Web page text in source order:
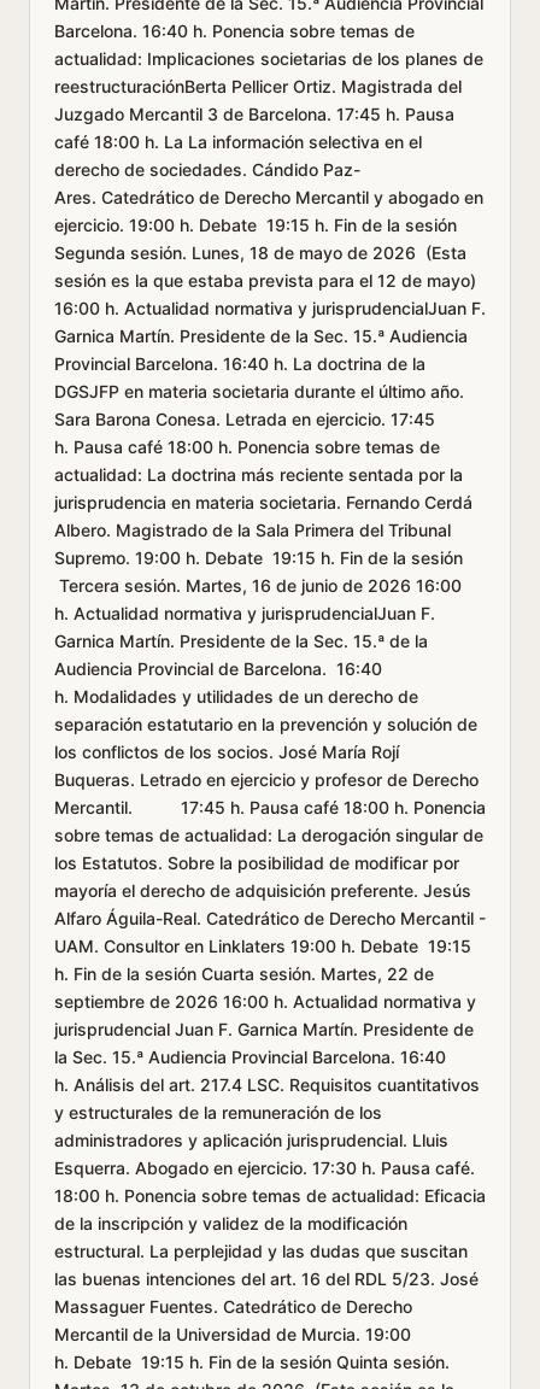
Barcelona. 16:40 h. Ponencia sobre temas de
actualidad: Implicaciones societarias de los planes de
reestructuraciónBerta Pellicer Ortiz. Magistrada del
Juzgado Mercantil 3 de Barcelona. 17:45 h. Pausa
café 18:00 h. La La información selectiva en el
derecho de sociedades. Cándido Paz-
Ares. Catedrático de Derecho Mercantil y abogado en
ejercicio. 19:00 h. Debate 19:15 h. Fin de la sesión
Segunda sesión. Lunes, 18 de mayo de 2026 (Esta
sesión es la que estaba prevista para el 12 de mayo)
16:00 h. Actualidad normativa y jurisprudencialJuan F.
Garnica Martín. Presidente de la Sec. 15.ª Audiencia
Provincial Barcelona. 16:40 h. La doctrina de la
DGSJFP en materia societaria durante el último año.
Sara Barona Conesa. Letrada en ejercicio. 17:45
h. Pausa café 18:00 h. Ponencia sobre temas de
actualidad: La doctrina más reciente sentada por la
jurisprudencia en materia societaria. Fernando Cerdá
Albero. Magistrado de la Sala Primera del Tribunal
Supremo. 19:00 h. Debate 19:15 h. Fin de la sesión
Tercera sesión. Martes, 16 de junio de 2026 16:00
h. Actualidad normativa y jurisprudencialJuan F.
Garnica Martín. Presidente de la Sec. 15.ª de la
Audiencia Provincial de Barcelona. 16:40
h. Modalidades y utilidades de un derecho de
separación estatutario en la prevención y solución de
los conflictos de los socios. José María Rojí
Buqueras. Letrado en ejercicio y profesor de Derecho
Mercantil. 17:45 h. Pausa café 18:00 h. Ponencia
sobre temas de actualidad: La derogación singular de
los Estatutos. Sobre la posibilidad de modificar por
mayoría el derecho de adquisición preferente. Jesús
Alfaro Águila-Real. Catedrático de Derecho Mercantil -
UAM. Consultor en Linklaters 19:00 h. Debate 19:15
h. Fin de la sesión Cuarta sesión. Martes, 22 de
septiembre de 2026 16:00 h. Actualidad normativa y
jurisprudencial Juan F. Garnica Martín. Presidente de
la Sec. 15.ª Audiencia Provincial Barcelona. 16:40
h. Análisis del art. 217.4 LSC. Requisitos cuantitativos
y estructurales de la remuneración de los
administradores y aplicación jurisprudencial. Lluis
Esquerra. Abogado en ejercicio. 17:30 h. Pausa café.
18:00 h. Ponencia sobre temas de actualidad: Eficacia
de la inscripción y validez de la modificación
estructural. La perplejidad y las dudas que suscitan
las buenas intenciones del art. 16 del RDL 5/23. José
Massaguer Fuentes. Catedrático de Derecho
Mercantil de la Universidad de Murcia. 19:00
h. Debate 19:15 h. Fin de la sesión Quinta sesión.